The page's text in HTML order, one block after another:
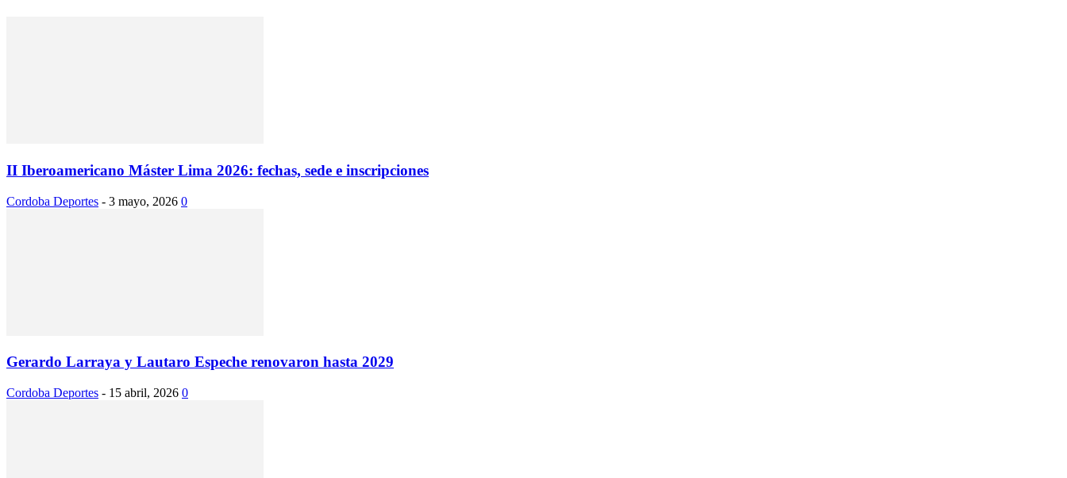
II Iberoamericano Máster Lima 2026: fechas, sede e inscripciones
Cordoba Deportes - 3 mayo, 2026 0
Gerardo Larraya y Lautaro Espeche renovaron hasta 2029
Cordoba Deportes - 15 abril, 2026 0